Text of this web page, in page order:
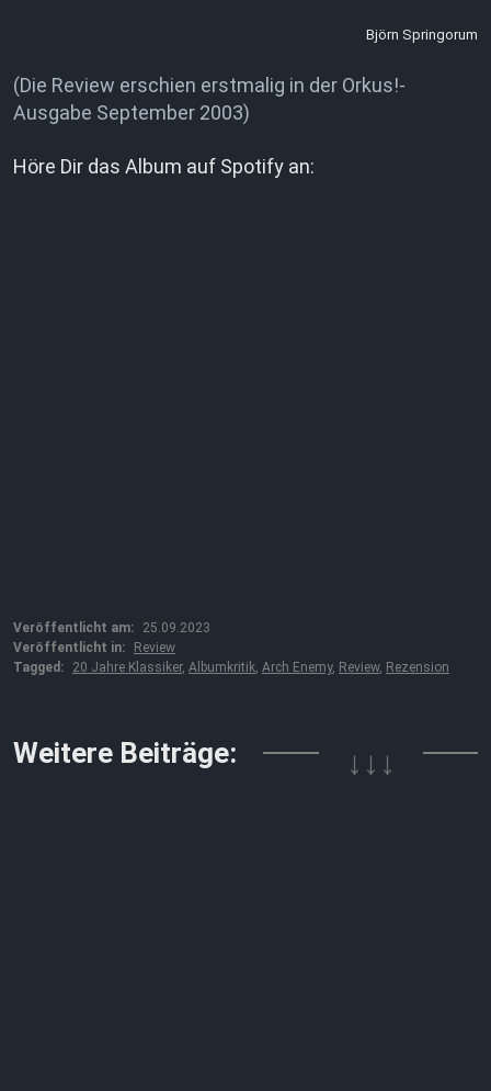
Björn Springorum
(Die Review erschien erstmalig in der Orkus!-
Ausgabe September 2003)
Höre Dir das Album auf Spotify an:
Veröffentlicht am:
25.09.2023
Veröffentlicht in:
Review
Tagged:
20 Jahre Klassiker, Albumkritik, Arch Enemy, Review, Rezension
Weitere Beiträge: